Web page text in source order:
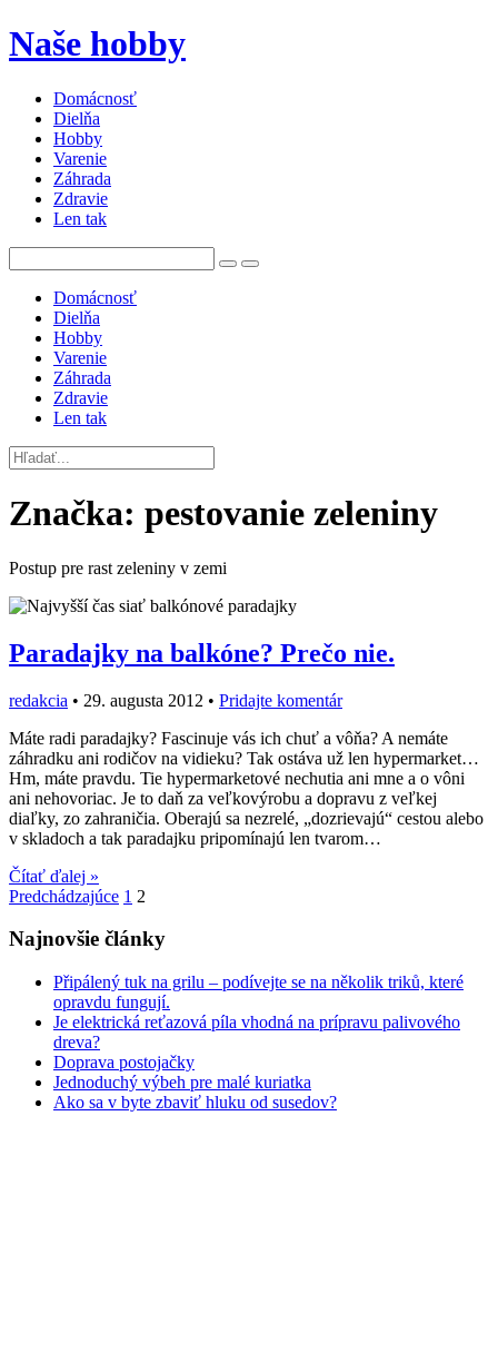
Naše hobby
Domácnosť
Dielňa
Hobby
Varenie
Záhrada
Zdravie
Len tak
Domácnosť
Dielňa
Hobby
Varenie
Záhrada
Zdravie
Len tak
Značka: pestovanie zeleniny
Postup pre rast zeleniny v zemi
Paradajky na balkóne? Prečo nie.
redakcia • 29. augusta 2012 • Pridajte komentár
Máte radi paradajky? Fascinuje vás ich chuť a vôňa? A nemáte
záhradku ani rodičov na vidieku? Tak ostáva už len hypermarket…
Hm, máte pravdu. Tie hypermarketové nechutia ani mne a o vôni
ani nehovoriac. Je to daň za veľkovýrobu a dopravu z veľkej
diaľky, zo zahraničia. Oberajú sa nezrelé, „dozrievajú“ cestou alebo
v skladoch a tak paradajku pripomínajú len tvarom…
Čítať ďalej »
Navigácia
v
článkoch
Predchádzajúce 1 2
Najnovšie články
Připálený tuk na grilu – podívejte se na několik triků, které
opravdu fungují.
Je elektrická reťazová píla vhodná na prípravu palivového
dreva?
Doprava postojačky
Jednoduchý výbeh pre malé kuriatka
Ako sa v byte zbaviť hluku od susedov?